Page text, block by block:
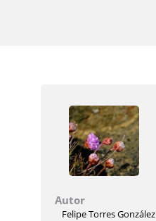
Autor
Felipe Torres González